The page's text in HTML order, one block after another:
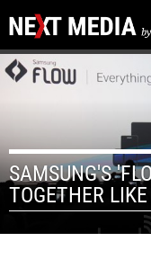
SAMSUNG'S
TOGETHER